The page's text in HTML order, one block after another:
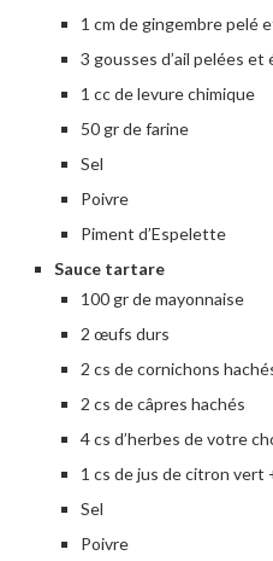
1 cm de gingembre pelé
3 gousses d’ail pelées et
1 cc de levure chimique
50 gr de farine
Sel
Poivre
Piment d’Espelette
Sauce tartare
100 gr de mayonnaise
2 œufs durs
2 cs de cornichons
2 cs de câpres hachés
4 cs d’herbes de votre
1 cs de jus de citron vert
Sel
Poivre